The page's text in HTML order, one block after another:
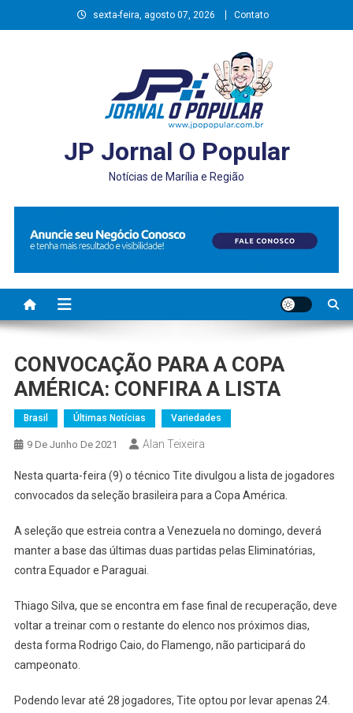
to
sexta-feira, agosto 07, 2026 Contato
JP Jornal O Popular
Notícias de Marília e Região
CONVOCAÇÃO PARA A COPA
AMÉRICA: CONFIRA A LISTA
Brasil Últimas Notícias Variedades
9 De Junho De 2021 Alan Teixeira
Nesta quarta-feira (9) o técnico Tite divulgou a lista de jogadores
convocados da seleção brasileira para a Copa América.
A seleção que estreia contra a Venezuela no domingo, deverá
manter a base das últimas duas partidas pelas Eliminatórias,
contra Equador e Paraguai.
Thiago Silva, que se encontra em fase final de recuperação, deve
voltar a treinar com o restante do elenco nos próximos dias,
desta forma Rodrigo Caio, do Flamengo, não participará do
campeonato.
Podendo levar até 28 jogadores, Tite optou por levar apenas 24.